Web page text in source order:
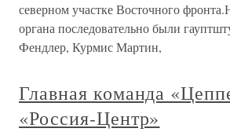
северном участке Восточного
органа последовательно были
Фендлер, Курмис Мартин,
Главная команда
«Россия-Центр»